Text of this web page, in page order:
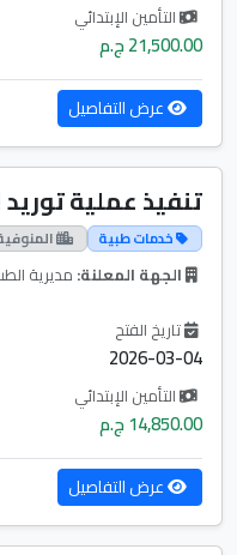
التأمين الإبتدائي
21,500.00 ج.م
عرض التفاصيل
تنفيذ عملية
خدمات طبية
الجهة المعلنة: مديرية
تاريخ الفتح
2026-03-04
التأمين الإبتدائي
14,850.00 ج.م
عرض التفاصيل